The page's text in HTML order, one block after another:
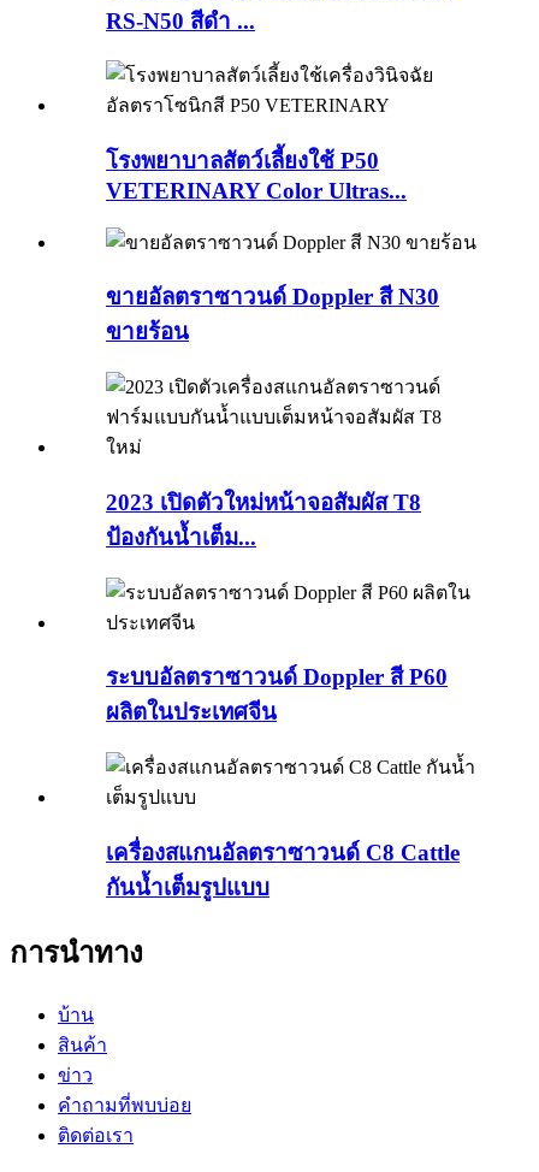
RS-N50 ​​สีดำ ...
โรงพยาบาลสัตว์เลี้ยงใช้ P50
VETERINARY Color Ultras...
ขายอัลตราซาวนด์ Doppler สี N30
ขายร้อน
2023 เปิดตัวใหม่หน้าจอสัมผัส T8
ป้องกันน้ำเต็ม...
ระบบอัลตราซาวนด์ Doppler สี P60
ผลิตในประเทศจีน
เครื่องสแกนอัลตราซาวนด์ C8 Cattle
กันน้ำเต็มรูปแบบ
การนำทาง
บ้าน
สินค้า
ข่าว
คำถามที่พบบ่อย
ติดต่อเรา